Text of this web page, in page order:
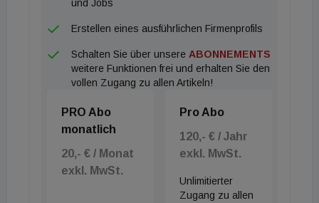
übernimmt nun auch die europäische Koordination
der Bereiche Logistik) und Hotel und verfügt über
mehr als 30 Jahre Erfahrung in der
2013 kam er als CEO für Zentral- und Osteuropa zu
BNP Paribas Real Estate und wurde 2018 zum
Head of European Retail ernannt. Seine Karriere
begann er bei der BESIX Group, bevor er zur
Eastbridge Group, dann zu ING Real Estate
und Jobs
Erstellen eines ausführlichen Firmenprofils
Schalten Sie über unsere ABONNEMENTS
weitere Funktionen frei und erhalten Sie den
vollen Zugang zu allen Artikeln!
PRO Abo
monatlich
20,- € / Monat
exkl. MwSt.
Pro Abo
120,- € / Jahr
exkl. MwSt.
Unlimitierter
Zugang zu allen